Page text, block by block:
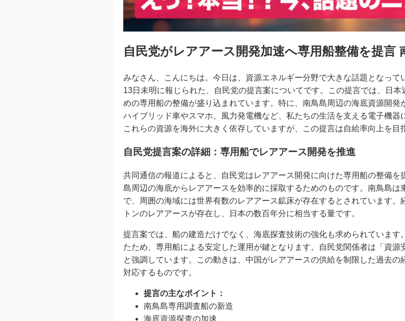
自民党がレアアース開発加速へ専用船整備を提言
みなさん、こんにちは。今日は、資源エネルギー分野で大きな話題となって
13日未明に報じられた、自民党の提言案についてです。この提言では、日
めの専用船の整備が盛り込まれています。特に、南鳥島周辺の海底資源開発
ハイブリッド車やスマホ、風力発電機など、私たちの生活を支える電子機
これらの資源を海外に大きく依存していますが、この提言は自給率向上を目
自民党提言案の詳細：専用船でレアアース開発を推進
共同通信の報道によると、自民党はレアアース開発に向けた専用船の整備
島周辺の海底からレアアースを効率的に採取するためのものです。南鳥島
で、周囲の海域には世界有数のレアアース鉱床が存在するとされています
トンのレアアースが存在し、日本の数百年分に相当する量です。
提言案では、船の建造だけでなく、海底探査技術の強化も求められています
たため、専用船による安定した運用が鍵となります。自民党関係者は「資源
と強調しています。この動きは、中国がレアアースの供給を制限した過去
対応するものです。
提言の主なポイント：
南鳥島専用調査船の新造
海底資源探査の加速